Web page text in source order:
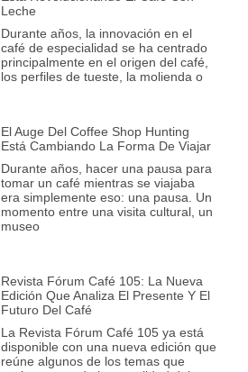
Leche
Durante años, la innovación en el
café de especialidad se ha centrado
principalmente en el origen del café,
los perfiles de tueste, la molienda o
El Auge Del Coffee Shop Hunting
Está Cambiando La Forma De Viajar
Durante años, hacer una pausa para
tomar un café mientras se viajaba
era simplemente eso: una pausa. Un
momento entre una visita cultural, un
museo
Revista Fórum Café 105: La Nueva
Edición Que Analiza El Presente Y El
Futuro Del Café
La Revista Fórum Café 105 ya está
disponible con una nueva edición que
reúne algunos de los temas que